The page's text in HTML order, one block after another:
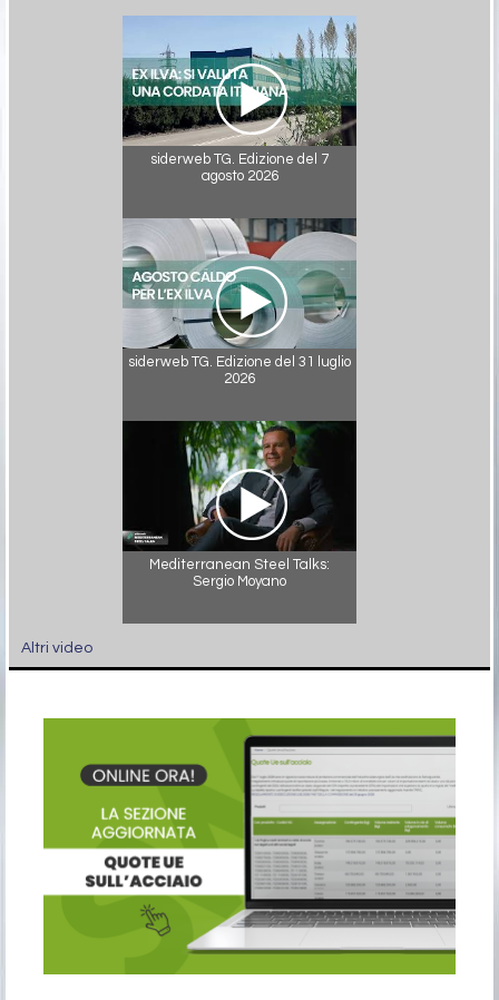
siderweb TG. Edizione del 7
agosto 2026
siderweb TG. Edizione del 31 luglio
2026
Mediterranean Steel Talks:
Sergio Moyano
Altri video